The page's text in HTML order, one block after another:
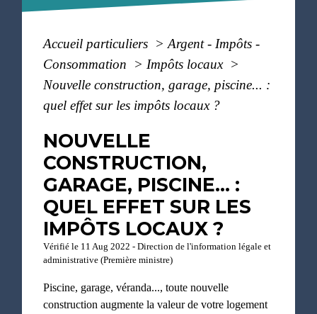
Accueil particuliers > Argent - Impôts -
Consommation
> Impôts locaux >
Nouvelle construction, garage, piscine... :
quel effet sur les impôts locaux ?
NOUVELLE
CONSTRUCTION,
GARAGE, PISCINE... :
QUEL EFFET SUR LES
IMPÔTS LOCAUX ?
Vérifié le 11 Aug 2022 - Direction de l'information légale et
administrative (Première ministre)
Piscine, garage, véranda..., toute nouvelle
construction augmente la valeur de votre logement